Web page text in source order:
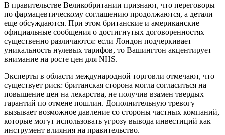
В правительстве Великобритании признают, что переговоры
по фармацевтическому соглашению продолжаются, а детали
еще обсуждаются. При этом британские и американские
официальные сообщения о достигнутых договоренностях
существенно различаются: если Лондон подчеркивает
уникальность нулевых тарифов, то Вашингтон акцентирует
внимание на росте цен для NHS.
Эксперты в области международной торговли отмечают, что
существует риск: британская сторона могла согласиться на
повышение цен на лекарства, не получив взамен твердых
гарантий по отмене пошлин. Дополнительную тревогу
вызывает возможное давление со стороны частных компаний,
которые могут использовать угрозу вывода инвестиций как
инструмент влияния на правительство.